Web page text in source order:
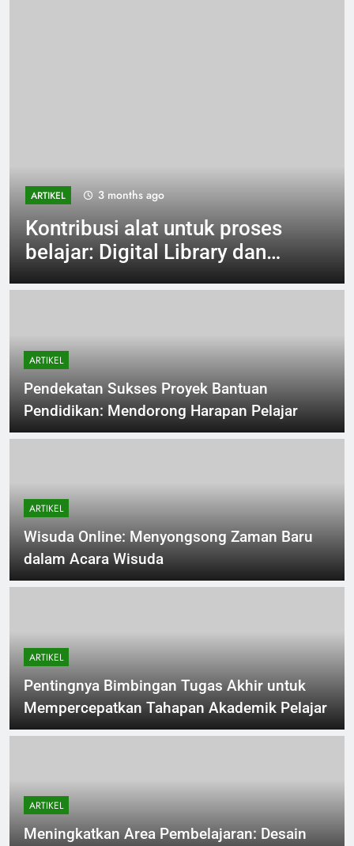
ARTIKEL 3 months ago
Kontribusi alat untuk proses
belajar: Digital Library dan
ARTIKEL
Pendekatan Sukses Proyek Bantuan
Pendidikan: Mendorong Harapan Pelajar
ARTIKEL
Wisuda Online: Menyongsong Zaman Baru
dalam Acara Wisuda
ARTIKEL
Pentingnya Bimbingan Tugas Akhir untuk
Mempercepatkan Tahapan Akademik Pelajar
ARTIKEL
Meningkatkan Area Pembelajaran: Desain